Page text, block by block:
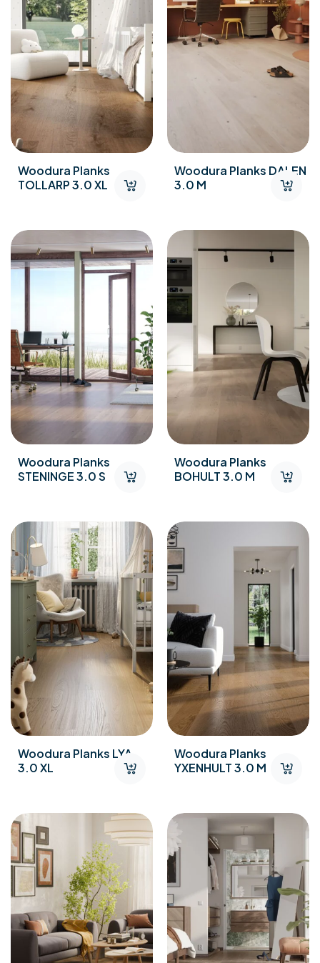
Woodura Planks
TOLLARP 3.0 XL
Woodura Planks DALEN
3.0 M
Woodura Planks
STENINGE 3.0 S
Woodura Planks
BOHULT 3.0 M
Woodura Planks LYA
3.0 XL
Woodura Planks
YXENHULT 3.0 M